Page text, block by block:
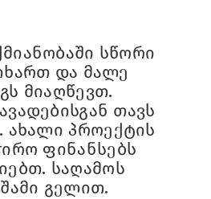
სწორი
და მალე
მიაღწევთ.
თავს
ახალი პროექტის
ფინანსებს
საღამოს
გელით.